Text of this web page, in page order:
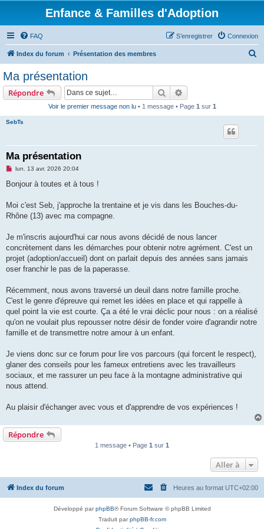
Enfance & Familles d'Adoption
FAQ Connexion
S’enregistrer
Index du forum Présentation des membres
Ma présentation
Répondre Rechercher
Voir le premier message non lu• 1 message • Page 1 sur 1
SebTs
Ma présentation
M
s
g
n
l
u
lun. 13 avr. 2026 20:04
Bonjour à toutes et à tous !
Moi c'est Seb, j'approche la trentaine et je vis dans les Bouches-du-
Rhône (13) avec ma compagne.
Je m'inscris aujourd'hui car nous avons décidé de nous lancer
concrètement dans les démarches pour obtenir notre agrément. C'est un
projet (adoption/accueil) dont on parlait depuis des années sans jamais
oser franchir le pas de la paperasse.
Récemment, nous avons traversé un deuil dans notre famille proche.
C'est le genre d'épreuve qui remet les idées en place et qui rappelle à
quel point la vie est courte. Ça a été le vrai déclic pour nous : on a réalisé
qu'on ne voulait plus repousser notre désir de fonder voire d'agrandir notre
famille et de transmettre notre amour à un enfant.
Je viens donc sur ce forum pour lire vos parcours (qui forcent le respect),
glaner des conseils pour les fameux entretiens avec les travailleurs
sociaux, et me rassurer un peu face à la montagne administrative qui
nous attend.
Au plaisir d'échanger avec vous et d'apprendre de vos expériences !
Répondre
1 message • Page 1 sur 1
Aller à
Index du forum Heures au format UTC+02:00
Développé parphpBB® Forum Software © phpBB Limited
Traduit parphpBB-fr.com